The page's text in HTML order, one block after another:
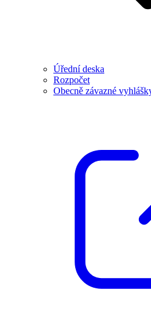
Úřední deska
Rozpočet
Obecně závazné